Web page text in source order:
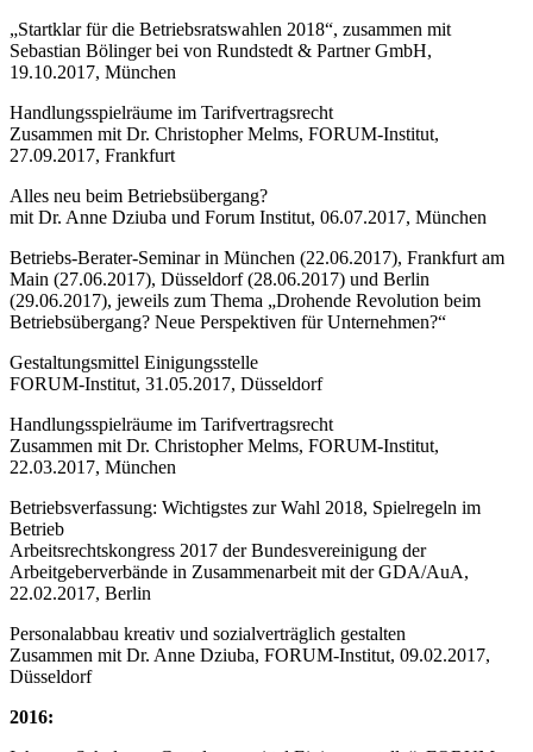
„Startklar für die Betriebsratswahlen 2018“, zusammen mit
Sebastian Bölinger bei von Rundstedt & Partner GmbH,
19.10.2017, München
Handlungsspielräume im Tarifvertragsrecht
Zusammen mit Dr. Christopher Melms, FORUM-Institut,
27.09.2017, Frankfurt
Alles neu beim Betriebsübergang?
mit Dr. Anne Dziuba und Forum Institut, 06.07.2017, München
Betriebs-Berater-Seminar in München (22.06.2017), Frankfurt am
Main (27.06.2017), Düsseldorf (28.06.2017) und Berlin
(29.06.2017), jeweils zum Thema „Drohende Revolution beim
Betriebsübergang? Neue Perspektiven für Unternehmen?“
Gestaltungsmittel Einigungsstelle
FORUM-Institut, 31.05.2017, Düsseldorf
Handlungsspielräume im Tarifvertragsrecht
Zusammen mit Dr. Christopher Melms, FORUM-Institut,
22.03.2017, München
Betriebsverfassung: Wichtigstes zur Wahl 2018, Spielregeln im
Betrieb
Arbeitsrechtskongress 2017 der Bundesvereinigung der
Arbeitgeberverbände in Zusammenarbeit mit der GDA/AuA,
22.02.2017, Berlin
Personalabbau kreativ und sozialverträglich gestalten
Zusammen mit Dr. Anne Dziuba, FORUM-Institut, 09.02.2017,
Düsseldorf
2016: